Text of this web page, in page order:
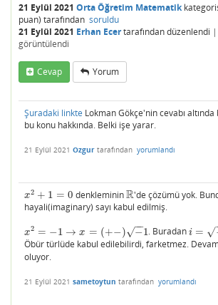
21 Eylül 2021 Orta Öğretim Matematik
puan) tarafından soruldu
21 Eylül 2021 Erhan Ecertarafındandüzenlendi |
görüntülendi
Cevap Yorum
Şuradaki linkte Lokman Gökçe'nin cevabı
bu konu hakkında. Belki işe yarar.
21 Eylül 2021 Ozgur tarafından yorumlandı
x2 + 1 = 0
x2+1= 0 denklemininR
R 'de çözümü yok.
hayali(imaginary) sayı kabul edilmiş.
x2 = −1 → x = (+−) −
−
−
√ 1
x2= −1 →x= (+− )− 1 . Buradani = √
i=−1
Öbür türlüde kabul edilebilirdi, farketmez.
oluyor.
21 Eylül 2021 sametoytun tarafından yorumlandı